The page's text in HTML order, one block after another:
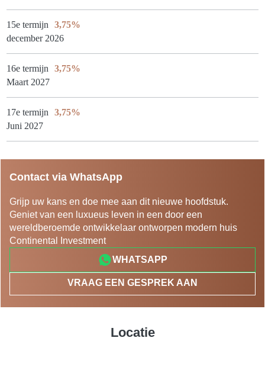
15e termijn
3,75%
december 2026
16e termijn
3,75%
Maart 2027
17e termijn
3,75%
Juni 2027
Contact via WhatsApp
Grijp uw kans en doe mee aan dit nieuwe hoofdstuk.
Geniet van een luxueus leven in een door een
wereldberoemde ontwikkelaar ontworpen modern huis
Continental Investment
WHATSAPP
VRAAG EEN GESPREK AAN
Locatie